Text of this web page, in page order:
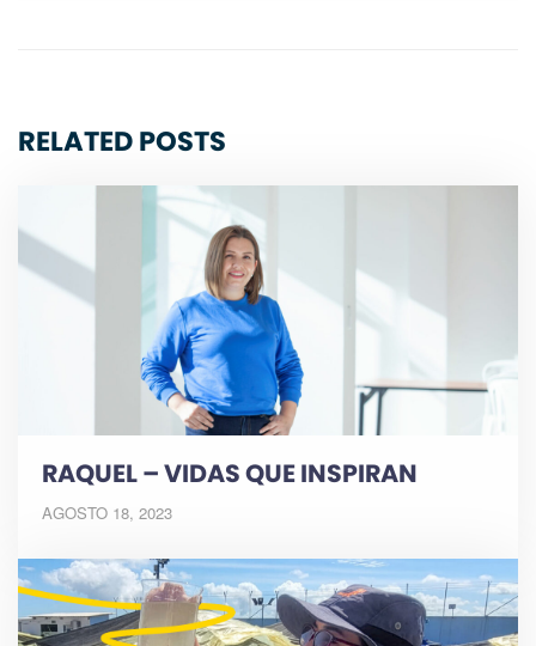
RELATED POSTS
RAQUEL – VIDAS QUE INSPIRAN
AGOSTO 18, 2023